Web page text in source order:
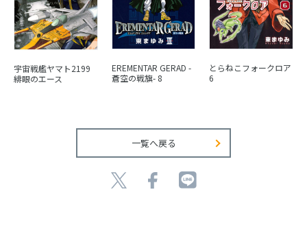
宇宙戦艦ヤマト2199
緋眼のエース
EREMENTAR GERAD -
蒼空の戦旗- 8
とらねこフォークロア
6
一覧へ戻る